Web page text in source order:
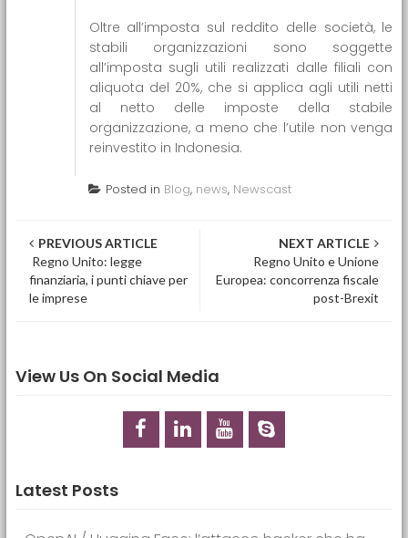
Oltre all’imposta sul reddito delle società, le
stabili organizzazioni sono soggette
all’imposta sugli utili realizzati dalle filiali con
aliquota del 20%, che si applica agli utili netti
al netto delle imposte della stabile
organizzazione, a meno che l’utile non venga
reinvestito in Indonesia.
Posted in Blog, news, Newscast
Post navigation
PREVIOUS ARTICLE
Regno Unito: legge
finanziaria, i punti chiave per
le imprese
NEXT ARTICLE
Regno Unito e Unione
Europea: concorrenza fiscale
post-Brexit
View Us On Social Media
Latest Posts